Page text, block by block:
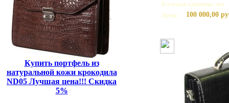
Купить портфель из
натуральной кожи крокодила
ND05 Лучшая цена!!! Скидка
5%
Базовая единица: шт
Цена:
100 000,00